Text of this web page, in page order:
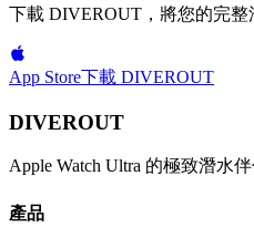
下載 DIVEROUT，將您的完整
App Store下載 DIVEROUT
DIVEROUT
Apple Watch Ultra 的極致潛水
產品